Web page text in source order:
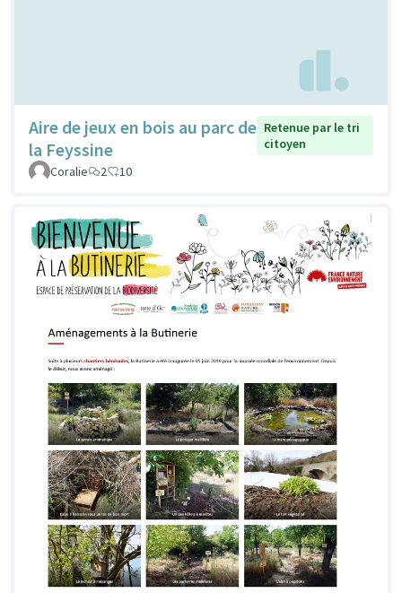
Aire de jeux en bois au parc de
la Feyssine
Retenue par le tri
citoyen
Coralie
2 10